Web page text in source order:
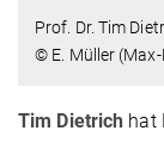
Prof. Dr. Tim
© E. Müller
Tim Dietrich hat